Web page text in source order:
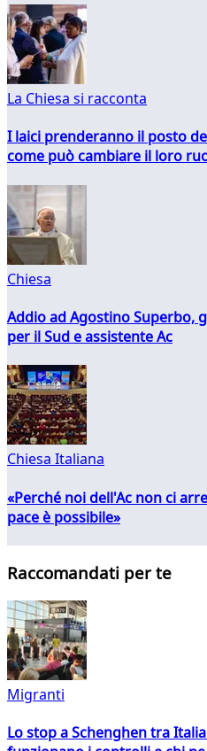
La Chiesa si racconta
I laici prenderanno il posto
come può cambiare il loro
Chiesa
Addio ad Agostino Superbo,
per il Sud e assistente Ac
Chiesa Italiana
«Perché noi dell'Ac non ci
pace è possibile»
Raccomandati per te
Migranti
Lo stop a Schenghen tra